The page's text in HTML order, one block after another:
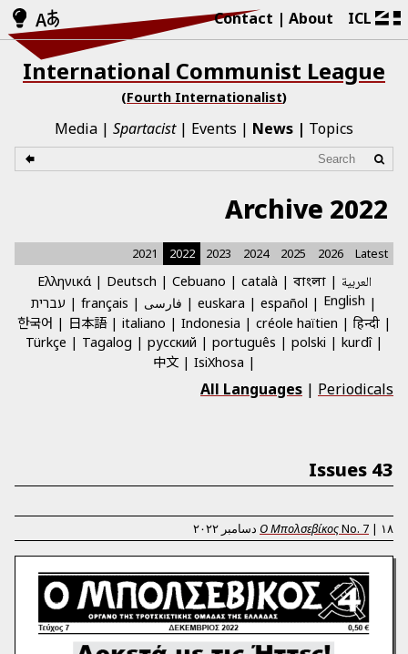
ICL
About
Contact
International Communist League
(Fourth Internationalist)
Topics
News
Events
Spartacist
Media
2022 Archive
Latest
2026
2025
2024
2023
2022
2021
العربية বাংলা
català
Cebuano
Deutsch
Ελληνικά
English
español
euskara فارسی français
עברית
हिन्दी
créole haïtien
Indonesia
italiano
日本語
한국어
kurdî
polski
português
русский
Tagalog
Türkçe
IsiXhosa
中文
All Languages | Periodicals
43 Issues
Ο ΜπολσεβίκοςNo. 7 | ۱۸ دسامبر ۲۰۲۲